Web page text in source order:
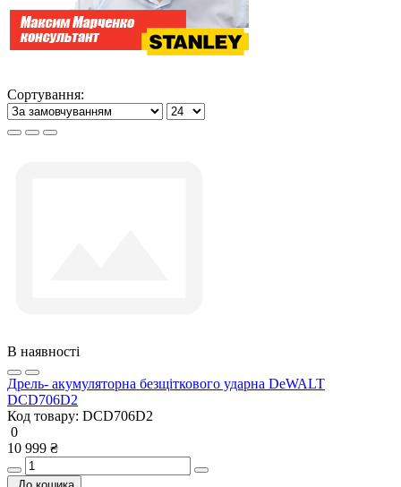
Сортування:
В наявності
Дрель- акумуляторна безщіткового ударна DeWALT
DCD706D2
Код товару: DCD706D2
0
10 999 ₴